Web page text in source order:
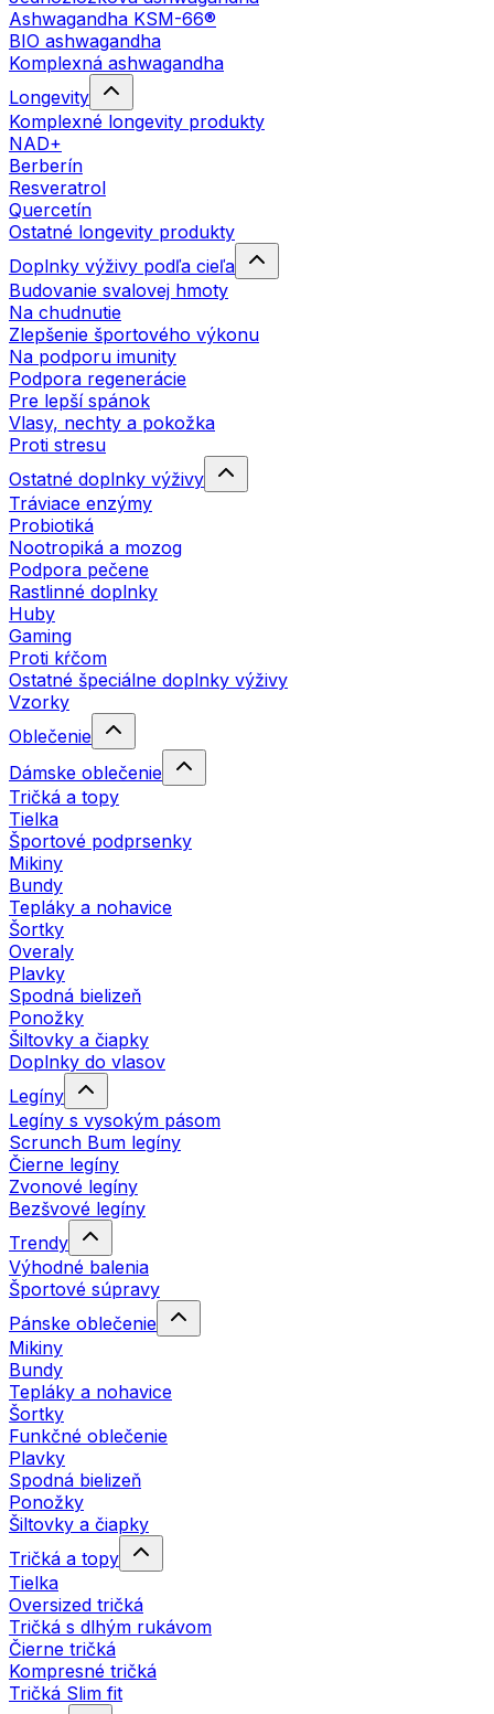
Ashwagandha KSM-66®
BIO ashwagandha
Komplexná ashwagandha
Longevity
Komplexné longevity produkty
NAD+
Berberín
Resveratrol
Quercetín
Ostatné longevity produkty
Doplnky výživy podľa cieľa
Budovanie svalovej hmoty
Na chudnutie
Zlepšenie športového výkonu
Na podporu imunity
Podpora regenerácie
Pre lepší spánok
Vlasy, nechty a pokožka
Proti stresu
Ostatné doplnky výživy
Tráviace enzýmy
Probiotiká
Nootropiká a mozog
Podpora pečene
Rastlinné doplnky
Huby
Gaming
Proti kŕčom
Ostatné špeciálne doplnky výživy
Vzorky
Oblečenie
Dámske oblečenie
Tričká a topy
Tielka
Športové podprsenky
Mikiny
Bundy
Tepláky a nohavice
Šortky
Overaly
Plavky
Spodná bielizeň
Ponožky
Šiltovky a čiapky
Doplnky do vlasov
Legíny
Legíny s vysokým pásom
Scrunch Bum legíny
Čierne legíny
Zvonové legíny
Bezšvové legíny
Trendy
Výhodné balenia
Športové súpravy
Pánske oblečenie
Mikiny
Bundy
Tepláky a nohavice
Šortky
Funkčné oblečenie
Plavky
Spodná bielizeň
Ponožky
Šiltovky a čiapky
Tričká a topy
Tielka
Oversized tričká
Tričká s dlhým rukávom
Čierne tričká
Kompresné tričká
Tričká Slim fit